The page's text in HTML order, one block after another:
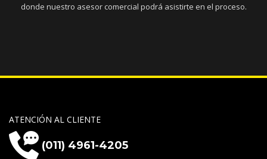
donde nuestro asesor comercial podrá asistirte en el proceso.
ATENCIÓN AL CLIENTE
(011) 4961-4205